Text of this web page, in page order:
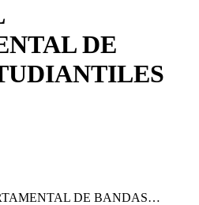
DE
DE BANDAS…